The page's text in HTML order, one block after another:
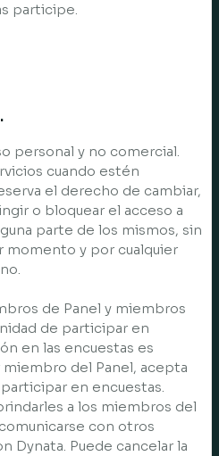
participe.
personal y no comercial.
cuando estén
el derecho de cambiar,
o bloquear el acceso a
parte de los mismos, sin
momento y por cualquier
de Panel y miembros
de participar en
en las encuestas es
del Panel, acepta
en encuestas.
a los miembros del
con otros
Dynata. Puede cancelar la